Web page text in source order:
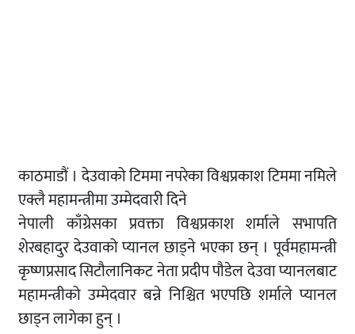
काठमाडौं । देउवाको टिममा नपरेका विश्वप्रकाश टिममा नमिले
एक्लै महामन्त्रीमा उम्मेदवारी दिने
नेपाली काँग्रेसका प्रवक्ता विश्वप्रकाश शर्माले सभापति
शेरबहादुर देउवाको प्यानल छाड्ने भएका छन् । पूर्वमहामन्त्री
कृष्णप्रसाद सिटौलानिकट नेता प्रदीप पौडेल देउवा प्यानलबाट
महामन्त्रीको उम्मेदवार बन्ने निश्चित भएपछि शर्माले प्यानल
छाड्न लागेका हुन् ।